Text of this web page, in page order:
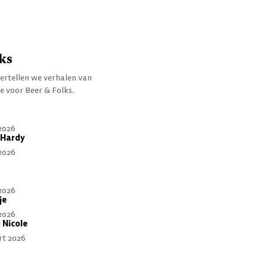
we verhalen van
voor Beer & Folks.
Nicole
2026